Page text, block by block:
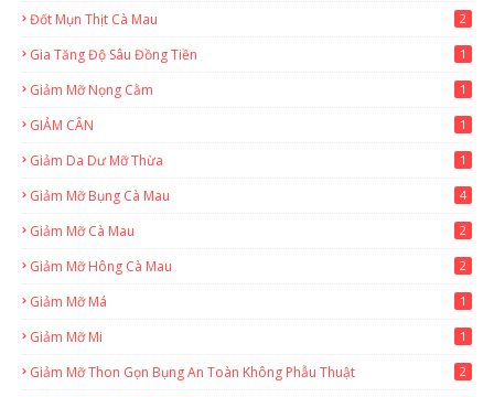
Đốt Mụn Thịt Cà Mau 2
Gia Tăng Độ Sâu Đồng Tiền 1
Giảm Mỡ Nọng Cằm 1
GIẢM CÂN 1
Giảm Da Dư Mỡ Thừa 1
Giảm Mỡ Bụng Cà Mau 4
Giảm Mỡ Cà Mau 2
Giảm Mỡ Hông Cà Mau 2
Giảm Mỡ Má 1
Giảm Mỡ Mi 1
Giảm Mỡ Thon Gọn Bụng An Toàn Không Phẫu Thuật 2